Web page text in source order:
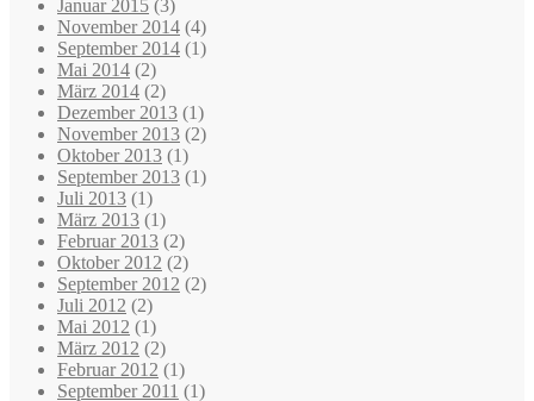
Januar 2015 (3)
November 2014 (4)
September 2014 (1)
Mai 2014 (2)
März 2014 (2)
Dezember 2013 (1)
November 2013 (2)
Oktober 2013 (1)
September 2013 (1)
Juli 2013 (1)
März 2013 (1)
Februar 2013 (2)
Oktober 2012 (2)
September 2012 (2)
Juli 2012 (2)
Mai 2012 (1)
März 2012 (2)
Februar 2012 (1)
September 2011 (1)